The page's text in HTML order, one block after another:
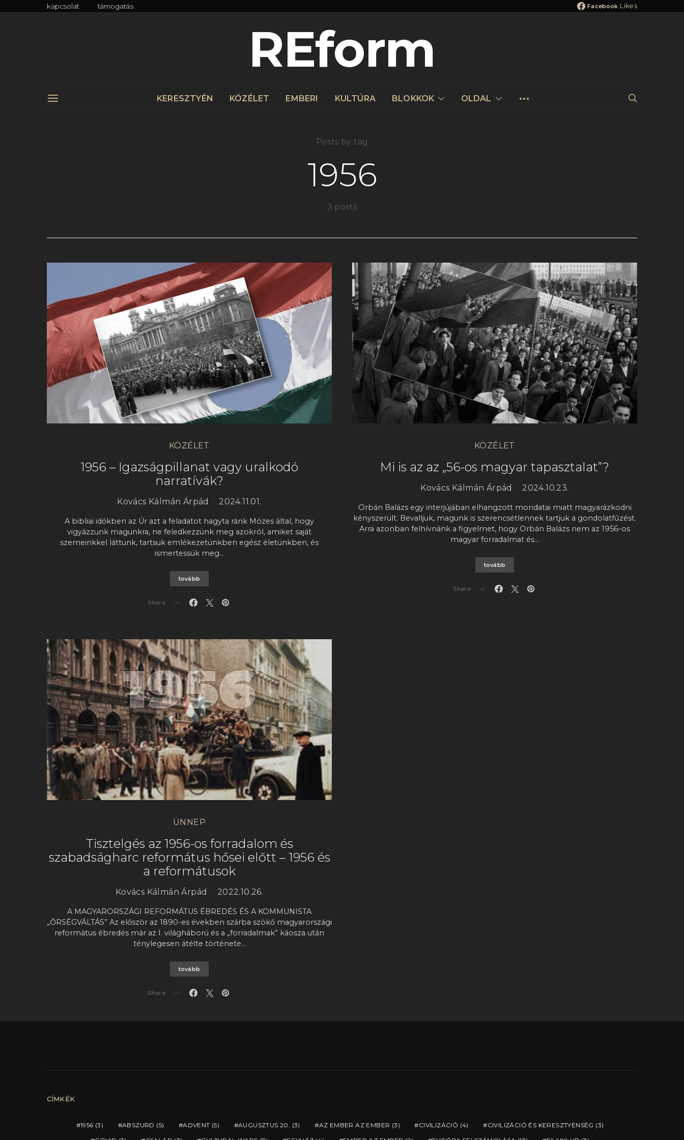
kapcsolat támogatás Facebook Likes
REform
KERESZTYÉN KÖZÉLET EMBERI KULTÚRA BLOKKOK OLDAL
Posts by tag
1956
3 posts
KÖZÉLET
1956 – Igazságpillanat vagy uralkodó
narratívák?
Kovács Kálmán Árpád 2024.11.01.
A bibliai időkben az Úr azt a feladatot hagyta ránk Mózes által, hogy
vigyázzunk magunkra, ne feledkezzünk meg azokról, amiket saját
szemeinkkel láttunk, tartsuk emlékezetünkben egész életünkben, és
ismertessük meg…
tovább
Share
KÖZÉLET
Mi is az az „56-os magyar tapasztalat”?
Kovács Kálmán Árpád 2024.10.23.
Orbán Balázs egy interjújában elhangzott mondatai miatt magyarázkodni
kényszerült. Bevalljuk, magunk is szerencsétlennek tartjuk a gondolatfűzést.
Arra azonban felhívnánk a figyelmet, hogy Orbán Balázs nem az 1956-os
magyar forradalmat és…
tovább
Share
ÜNNEP
Tisztelgés az 1956-os forradalom és
szabadságharc református hősei előtt – 1956 és
a reformátusok
Kovács Kálmán Árpád 2022.10.26.
A MAGYARORSZÁGI REFORMÁTUS ÉBREDÉS ÉS A KOMMUNISTA
„ŐRSÉGVÁLTÁS” Az először az 1890-es években szárba szökő magyarországi
református ébredés már az I. világháború és a „forradalmak” káosza után
ténylegesen átélte története…
tovább
Share
CÍMKÉK
1956 (3) ABSZURD (5) ADVENT (5) AUGUSZTUS 20. (3) AZ EMBER AZ EMBER (3) CIVILIZÁCIÓ (4) CIVILIZÁCIÓ ÉS KERESZTYÉNSÉG (3)